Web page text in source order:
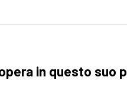
in questo suo